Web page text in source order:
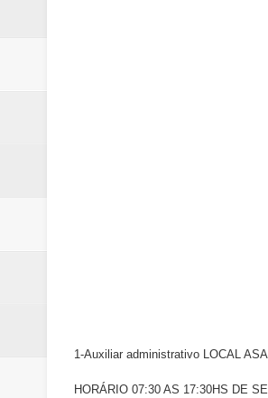
1-Auxiliar administrativo LOCAL ASA
HORÁRIO 07:30 AS 17:30HS DE